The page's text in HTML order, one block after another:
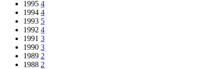
1995 4
1994 4
1993 5
1992 4
1991 3
1990 3
1989 2
1988 2